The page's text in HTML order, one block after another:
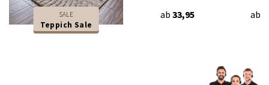
SALE
Teppich Sale
ab 33,95 ab